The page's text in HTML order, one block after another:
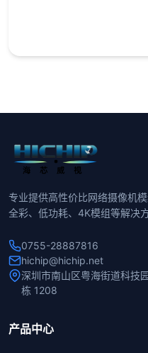
专业提供高性价比网络摄像机
全彩、低功耗、4K模组等解决方
0755-28887816
hichip@hichip.net
深圳市南山区粤海街道科技
栋 1208
产品中心